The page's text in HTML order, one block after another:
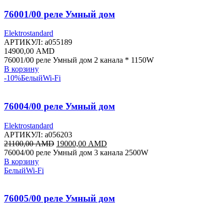
76001/00 реле Умный дом
Elektrostandard
АРТИКУЛ: a055189
14900,00 AMD
76001/00 реле Умный дом 2 канала * 1150W
В корзину
-10%БелыйWi-Fi
76004/00 реле Умный дом
Elektrostandard
АРТИКУЛ: a056203
21100,00AMD Первоначальная
цена
19000,00 AMD
цена:
76004/00 реле Умный дом 3 канала 2500W
В корзину
БелыйWi-Fi
76005/00 реле Умный дом